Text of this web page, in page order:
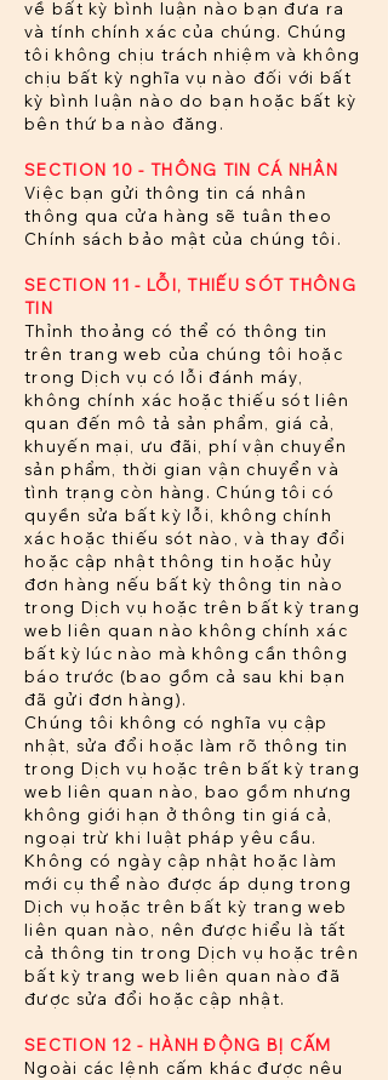
về bất kỳ bình luận nào bạn đưa ra
và tính chính xác của chúng. Chúng
tôi không chịu trách nhiệm và không
chịu bất kỳ nghĩa vụ nào đối với bất
kỳ bình luận nào do bạn hoặc bất kỳ
bên thứ ba nào đăng.
SECTION 10 - THÔNG TIN CÁ NHÂN
Việc bạn gửi thông tin cá nhân
thông qua cửa hàng sẽ tuân theo
Chính sách bảo mật của chúng tôi.
SECTION 11 - LỖI, THIẾU SÓT THÔNG
TIN
Thỉnh thoảng có thể có thông tin
trên trang web của chúng tôi hoặc
trong Dịch vụ có lỗi đánh máy,
không chính xác hoặc thiếu sót liên
quan đến mô tả sản phẩm, giá cả,
khuyến mại, ưu đãi, phí vận chuyển
sản phẩm, thời gian vận chuyển và
tình trạng còn hàng. Chúng tôi có
quyền sửa bất kỳ lỗi, không chính
xác hoặc thiếu sót nào, và thay đổi
hoặc cập nhật thông tin hoặc hủy
đơn hàng nếu bất kỳ thông tin nào
trong Dịch vụ hoặc trên bất kỳ trang
web liên quan nào không chính xác
bất kỳ lúc nào mà không cần thông
báo trước (bao gồm cả sau khi bạn
đã gửi đơn hàng).
Chúng tôi không có nghĩa vụ cập
nhật, sửa đổi hoặc làm rõ thông tin
trong Dịch vụ hoặc trên bất kỳ trang
web liên quan nào, bao gồm nhưng
không giới hạn ở thông tin giá cả,
ngoại trừ khi luật pháp yêu cầu.
Không có ngày cập nhật hoặc làm
mới cụ thể nào được áp dụng trong
Dịch vụ hoặc trên bất kỳ trang web
liên quan nào, nên được hiểu là tất
cả thông tin trong Dịch vụ hoặc trên
bất kỳ trang web liên quan nào đã
được sửa đổi hoặc cập nhật.
SECTION 12 - HÀNH ĐỘNG BỊ CẤM
Ngoài các lệnh cấm khác được nêu